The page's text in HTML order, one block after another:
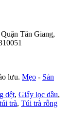
Tân Giang,
lưu. Mẹo - Sản
dệt, Giấy lọc dầu,
trà, Túi trà rỗng